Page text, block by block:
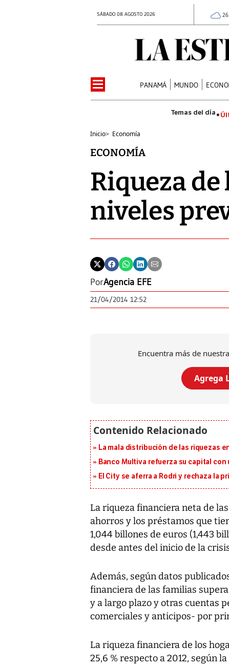
SÁBADO 08 AGOSTO 2026
PANAMÁ MUNDO
Inicio> Economía
ECONOMÍA
Riqueza
niveles
PorAgencia EFE
21/04/2014 12:52
Encuentra más de
Agrega
La mala distribución de las riquezas
Banco Multiva refuerza su capital
El City se aferra a Rodri y rechaza la
La riqueza financiera neta de
ahorros y los préstamos que
1,044 billones de euros (1,443
desde antes del inicio de la
Además, según datos
financiera de las familias
y a largo plazo y otras cuentas
comerciales y anticipos- por
La riqueza financiera de los
25,6 % respecto a 2012, según